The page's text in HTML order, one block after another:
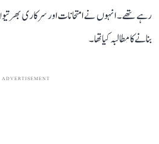
رہے تھے۔ انہوں نے امتحانات اور سرکاری
بنانے کا مطالبہ کیا تھا۔
ADVERTISEMENT